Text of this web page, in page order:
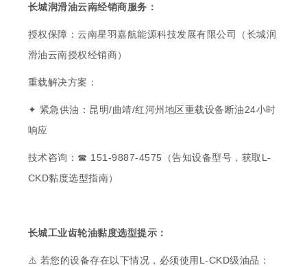
长城润滑油云南经销商服务：
授权保障：云南星羽嘉航能源科技发展有限公司（长城润
滑油云南授权经销商）
重载解决方案：
✦ 紧急供油：昆明/曲靖/红河州地区重载设备断油24小时
响应
技术咨询：☎ 151-9887-4575（告知设备型号，获取L-
CKD黏度选型指南）
长城工业齿轮油黏度选型提示：
⚠️ 若您的设备存在以下情况，必须使用L-CKD级油品：